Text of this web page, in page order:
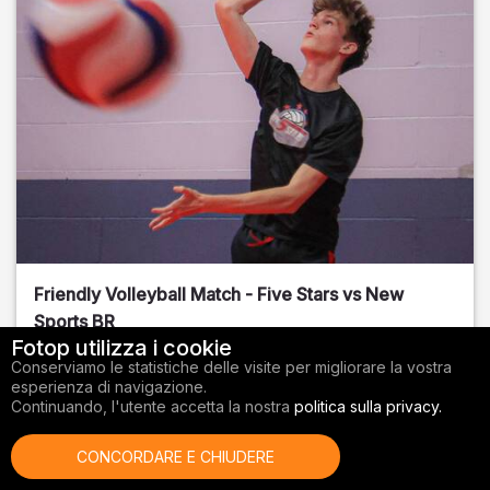
Friendly Volleyball Match - Five Stars vs New
Sports BR
Orange County, FL
01/14/2026
Fotop utilizza i cookie
Conserviamo le statistiche delle visite per migliorare la vostra
esperienza di navigazione.
Continuando, l'utente accetta la nostra politica sulla privacy.
CONCORDARE E CHIUDERE